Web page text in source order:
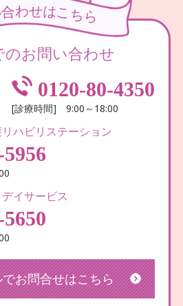
合わせはこ ち ら
のお問い合わせ
0120-80-4350
[診療時間] 9:00～18:00
ハビリステーション
イサービス
お問合せはこちら